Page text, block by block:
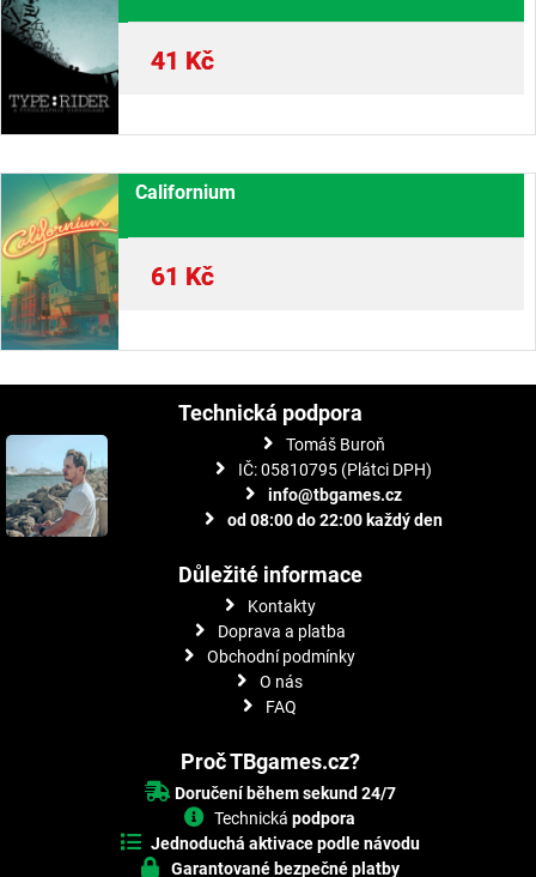
41 Kč
Californium
61 Kč
Technická podpora
Tomáš Buroň
IČ: 05810795 (Plátci DPH)
info@tbgames.cz
od 08:00 do 22:00 každý den
Důležité informace
Kontakty
Doprava a platba
Obchodní podmínky
O nás
FAQ
Proč TBgames.cz?
Doručení během sekund 24/7
Technickápodpora
Jednoduchá aktivace podle návodu
Garantované bezpečné platby